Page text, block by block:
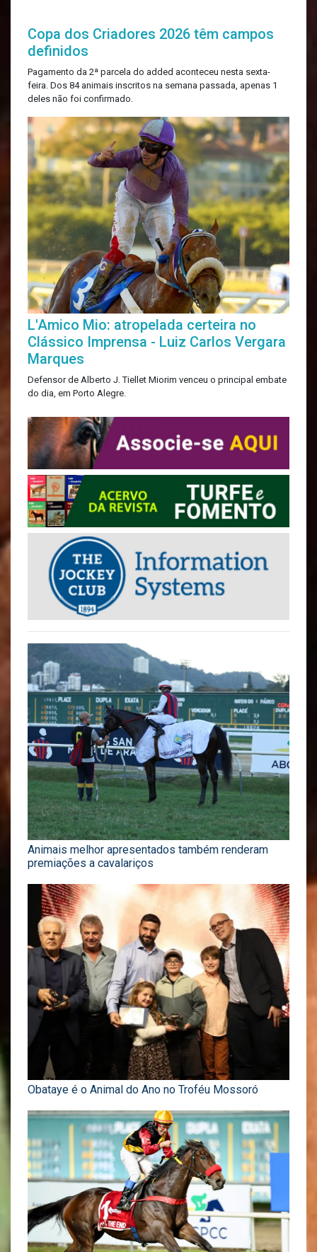
Copa dos Criadores 2026 têm campos
definidos
Pagamento da 2ª parcela do added aconteceu nesta sexta-
feira. Dos 84 animais inscritos na semana passada, apenas 1
deles não foi confirmado.
L'Amico Mio: atropelada certeira no
Clássico Imprensa - Luiz Carlos Vergara
Marques
Defensor de Alberto J. Tiellet Miorim venceu o principal embate
do dia, em Porto Alegre.
Animais melhor apresentados também renderam
premiações a cavalariços
Obataye é o Animal do Ano no Troféu Mossoró